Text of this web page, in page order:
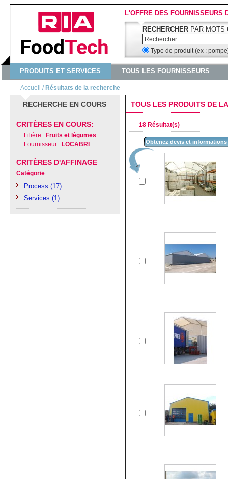
L'OFFRE DES FOURNISSEURS
RECHERCHER PAR MOTS
Type de produit (ex :
PRODUITS ET SERVICES TOUS LES FOURNISSEURS
Accueil / Résultats de la recherche
TOUS LES PRODUITS DE
18 Résultat(s)
Obtenez devis et informations
RECHERCHE EN COURS
CRITÈRES EN COURS:
Filière : Fruits et légumes
Fournisseur : LOCABRI
CRITÈRES D'AFFINAGE
Catégorie
Process (17)
Services (1)